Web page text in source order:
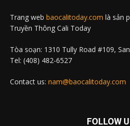
Trang web baocalitoday.com là sản
Truyền Thông Cali Today
Tòa soạn: 1310 Tully Road #109,
Tel: (408) 482-6527
Contact us: nam@baocalitoday.com
FOLLOW